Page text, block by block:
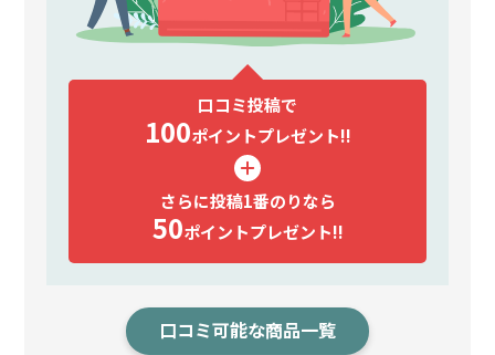
口コミ投稿で
100ポイントプレゼント!!
さらに投稿1番のりなら
50ポイントプレゼント!!
口コミ可能な商品一覧